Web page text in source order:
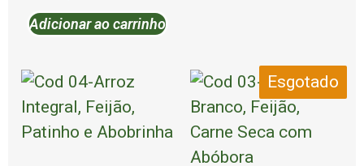
Adicionar ao carrinho
Esgotado